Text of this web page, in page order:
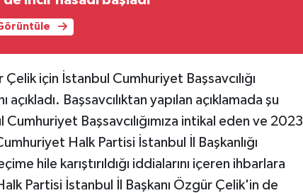
için İstanbul Cumhuriyet Başsavcılığı
açıkladı. Başsavcılıktan yapılan açıklamada şu
Başsavcılığımıza intikal eden ve 2023
Halk Partisi İstanbul İl Başkanlığı
hile karıştırıldığı iddialarını içeren ihbarlara
Partisi İstanbul İl Başkanı Özgür Çelik'in de